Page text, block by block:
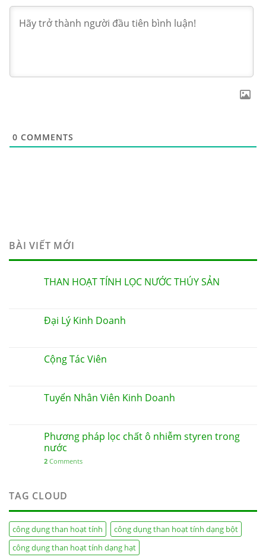
0 COMMENTS
BÀI VIẾT MỚI
THAN HOẠT TÍNH LỌC NƯỚC THÚY SẢN
Đại Lý Kinh Doanh
Cộng Tác Viên
Tuyển Nhân Viên Kinh Doanh
Phương pháp lọc chất ô nhiễm styren trong
nước
2 Comments
TAG CLOUD
công dụng than hoạt tính
công dụng than hoạt tính dạng bột
công dụng than hoạt tính dạng hạt